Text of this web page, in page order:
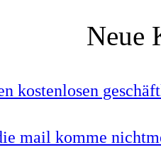
Neue
kostenlosen
mail komme